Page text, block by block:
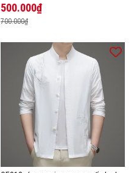
500.000₫
700.000₫